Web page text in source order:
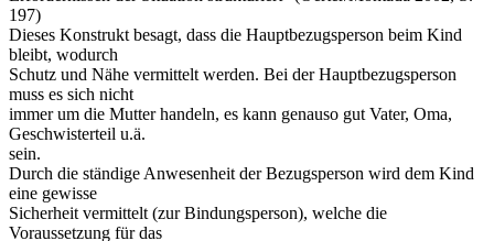
197)
Dieses Konstrukt besagt, dass die Hauptbezugsperson beim Kind
bleibt, wodurch
Schutz und Nähe vermittelt werden. Bei der Hauptbezugsperson
muss es sich nicht
immer um die Mutter handeln, es kann genauso gut Vater, Oma,
Geschwisterteil u.ä.
sein.
Durch die ständige Anwesenheit der Bezugsperson wird dem Kind
eine gewisse
Sicherheit vermittelt (zur Bindungsperson), welche die
Voraussetzung für das